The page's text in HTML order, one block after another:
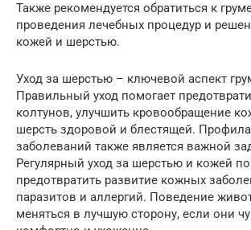
Также рекомендуется обратиться к
проведения лечебных процедур и
кожей и шерстью.
Уход за шерстью – ключевой аспект
Правильный уход помогает
колтунов, улучшить кровообращение
шерсть здоровой и блестящей.
заболеваний также является важной
Регулярный уход за шерстью и кожей
предотвратить развитие кожных
паразитов и аллергий. Поведение
меняться в лучшую сторону, если они